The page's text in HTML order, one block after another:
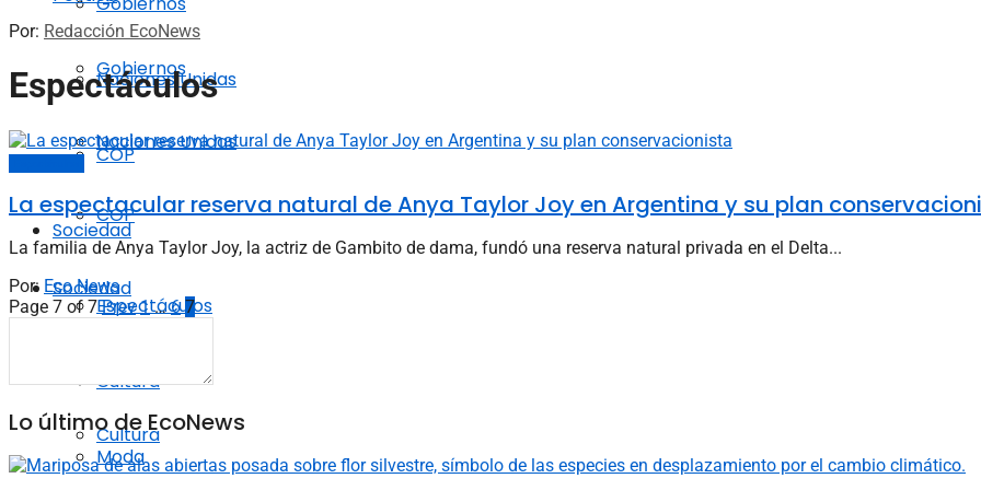
Naciones Unidas
COP
Sociedad
Espectáculos
Cultura
Moda
Gobiernos
Naciones Unidas
COP
Sociedad
Cultura
Por: Redacción EcoNews
Espectáculos
La espectacular reserva natural de Anya Taylor Joy en Argentina y su plan
La familia de Anya Taylor Joy, la actriz de Gambito de dama, fundó una reserva natural privada en el Delta...
Por: Eco News
Page 7 of 7 Prev 1 … 6 7
Lo último de EcoNews